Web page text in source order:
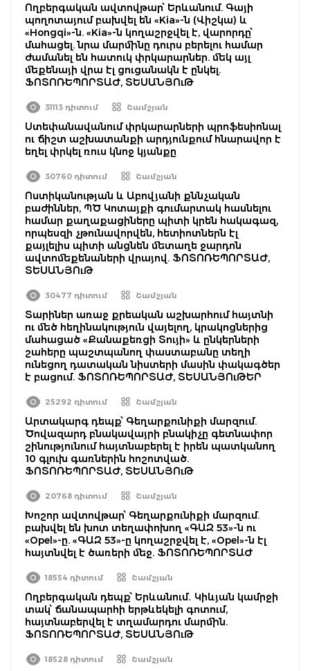
Ողբերգական ավտովթար՝ Երևանում. Գայի
պողոտայում բախվել են «Kia»-ն (Վիշկա) և
«Hongqi»-ն. «Kia»-ն կողաշրջվել է, վարորդը՝
մահացել. նրա մարմինը դուրս բերելու համար
ժամանել են հատուկ փրկարարներ. մեկ այլ
մեքենայի վրա էլ ցուցանակն է ընկել.
ՖՈՏՈՌԵՊՈՐՏԱԺ, ՏԵՍԱՆՅՈւԹ
31113 դիտում Շամշյան
Ստեփանավանում փրկարարների պրոֆեսիոնալ
ու ճիշտ աշխատանքի արդյունքում հնարավոր է
եղել փրկել ռուս կնոջ կյանքը
30760 դիտում Շամշյան
Ոստիկանության և Աբովյանի քննչական
բաժիններ, ՊԾ Կոտայքի գումարտակ հասնելու
համար քաղաքացիները պիտի կրեն հակագազ,
որպեսզի չթունավորվեն, հետիոտներն էլ
քայլելիս պիտի անցնեն մետաղե ջարդոն
ավտոմեքենաների վրայով. ՖՈՏՈՌԵՊՈՐՏԱԺ,
ՏԵՍԱՆՅՈւԹ
30477 դիտում Շամշյան
Տարիներ առաջ քրեական աշխարհում հայտնի
ու մեծ հեղինակություն վայելող, կրակոցներից
մահացած «Քանաքեռցի Տույի» և ընկերների
շահերը պաշտպանող փաստաբանը տեղի
ունեցող դատական նիստերի մասին փակագծեր
է բացում. ՖՈՏՈՌԵՊՈՐՏԱԺ, ՏԵՍԱՆՅՈւԹԵՐ
25292 դիտում Շամշյան
Արտակարգ դեպք՝ Գեղարքունիքի մարզում.
Ծովազարդ բնակավայրի բնակիչը գետնափոր
շինությունում հայտնաբերել է իրեն պատկանող
10 գլուխ գառներին հոշոտված.
ՖՈՏՈՌԵՊՈՐՏԱԺ, ՏԵՍԱՆՅՈւԹ
20768 դիտում Շամշյան
Խոշոր ավտովթար՝ Գեղարքունիքի մարզում.
բախվել են խոտ տեղափոխող «ԳԱԶ 53»-ն ու
«Opel»-ը. «ԳԱԶ 53»-ը կողաշրջվել է, «Opel»-ն էլ
հայտնվել է ծառերի մեջ. ՖՈՏՈՌԵՊՈՐՏԱԺ
18554 դիտում Շամշյան
Ողբերգական դեպք՝ Երևանում․ Կիևյան կամրջի
տակ՝ ճանապարհի երթևեկելի գոտում,
հայտնաբերվել է տղամարդու մարմին.
ՖՈՏՈՌԵՊՈՐՏԱԺ, ՏԵՍԱՆՅՈւԹ
18528 դիտում Շամշյան